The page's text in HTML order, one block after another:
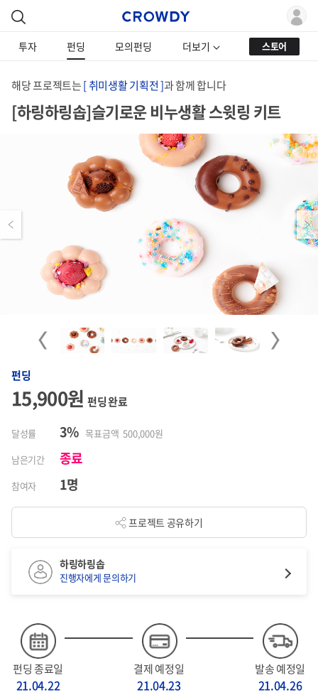
투자 펀딩 모의펀딩 더보기 스토어
해당 프로젝트는[ 취미생활 기획전 ]과 함께 합니다
[하링하링솝]슬기로운 비누생활 스윗링 키트
Previous Next
Previous Next
펀딩
15,900원펀딩 완료
달성률 3% 목표금액 500,000원
남은기간
종료
참여자 1명
프로젝트 공유하기
펀딩 종료일
21.04.22
결제 예정일
21.04.23
발송 예정일
21.04.26
하링하링솝
진행자에게 문의하기